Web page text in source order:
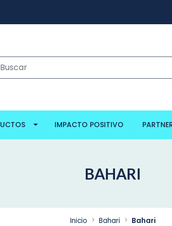
IMPACTO POSITIVO
BAHARI
Inicio Bahari Bahari